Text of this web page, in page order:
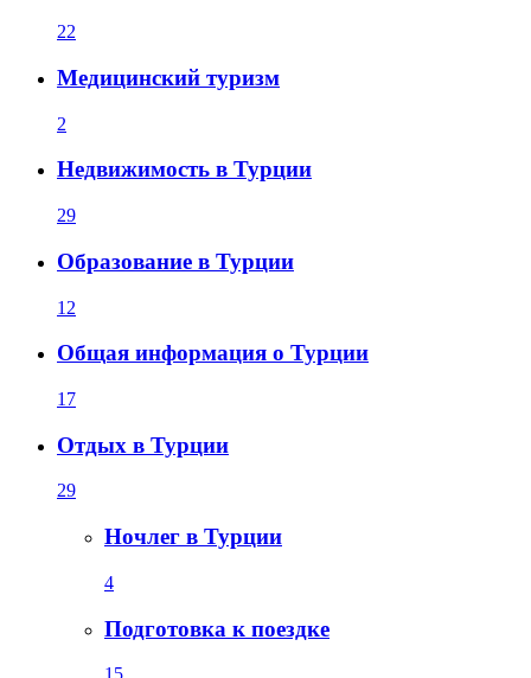
22
Медицинский туризм
2
Недвижимость в Турции
29
Образование в Турции
12
Общая информация о Турции
17
Отдых в Турции
29
Ночлег в Турции
4
Подготовка к поездке